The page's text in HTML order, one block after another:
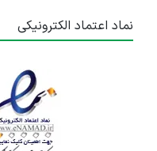
نماد اعتماد الکترونیکی